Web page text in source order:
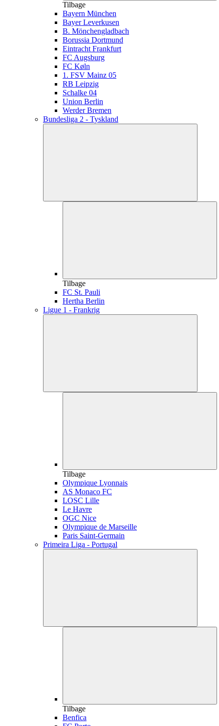
Tilbage
Bayern München
Bayer Leverkusen
B. Mönchengladbach
Borussia Dortmund
Eintracht Frankfurt
FC Augsburg
FC Køln
1. FSV Mainz 05
RB Leipzig
Schalke 04
Union Berlin
Werder Bremen
Bundesliga 2 - Tyskland
Tilbage
FC St. Pauli
Hertha Berlin
Ligue 1 - Frankrig
Tilbage
Olympique Lyonnais
AS Monaco FC
LOSC Lille
Le Havre
OGC Nice
Olympique de Marseille
Paris Saint-Germain
Primeira Liga - Portugal
Tilbage
Benfica